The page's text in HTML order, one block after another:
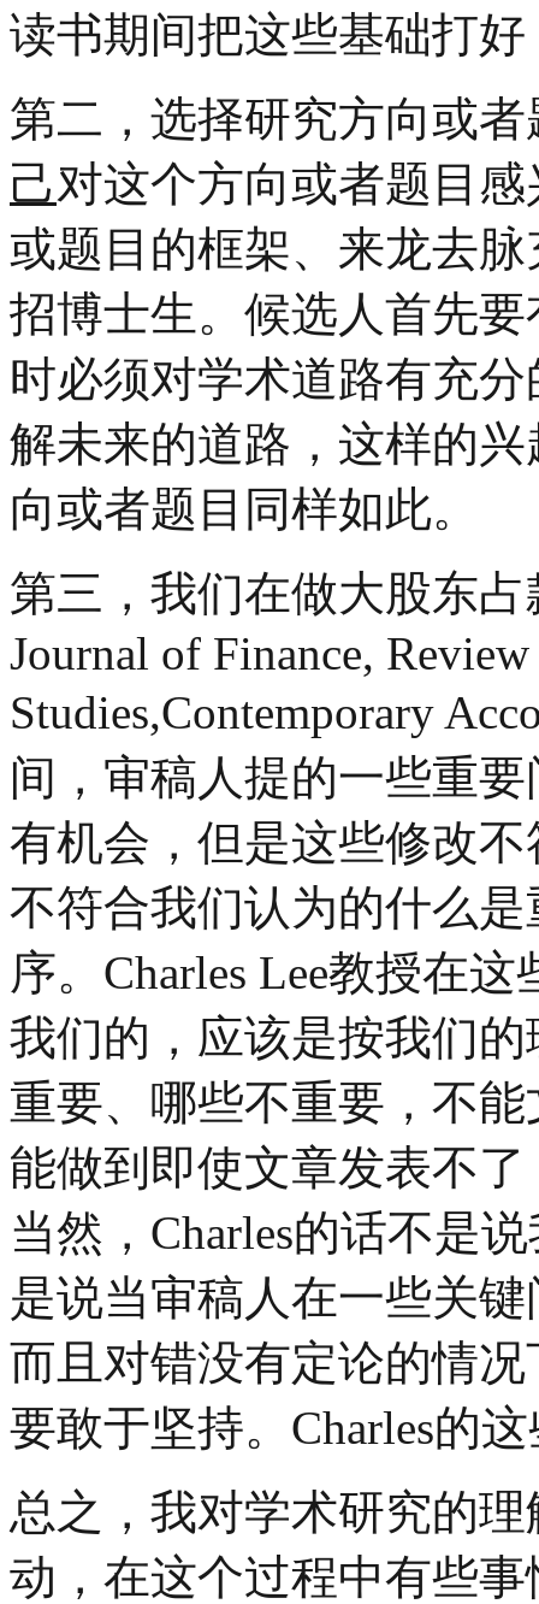
读书期间把这些基础打
第二，选择研究方向或
己对这个方向或者题目
或题目的框架、来龙去
招博士生。候选人首先
时必须对学术道路有充
解未来的道路，这样的
向或者题目同样如此。
第三，我们在做大股东
Journal of Finance,
Studies,Contemporary
间，审稿人提的一些重
有机会，但是这些修改
不符合我们认为的什么
序。Charles Lee教授在
我们的，应该是按我们
重要、哪些不重要，不
能做到即使文章发表不
当然，Charles的话不是
是说当审稿人在一些关
而且对错没有定论的情
要敢于坚持。Charles的
总之，我对学术研究的
动，在这个过程中有些